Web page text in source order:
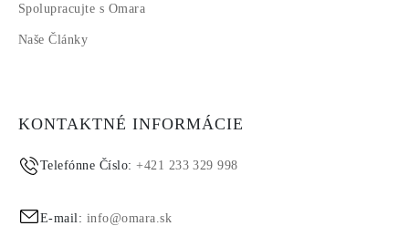
Spolupracujte s Omara
Naše Články
KONTAKTNÉ INFORMÁCIE
Telefónne Číslo:+421 233 329 998
E-mail: info@omara.sk